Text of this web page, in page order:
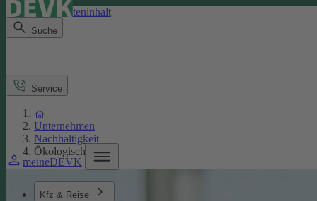
Direkt zum Seiteninhalt
Suche
meineDEVK
Kfz & Reise
Service
Unternehmen
Nachhaltigkeit
Ökologisches